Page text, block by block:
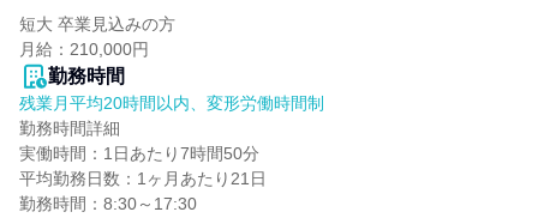
短大 卒業見込みの方
月給：210,000円
勤務時間
残業月平均20時間以内、変形労働時間制
勤務時間詳細
実働時間：1日あたり7時間50分
平均勤務日数：1ヶ月あたり21日
勤務時間：8:30～17:30